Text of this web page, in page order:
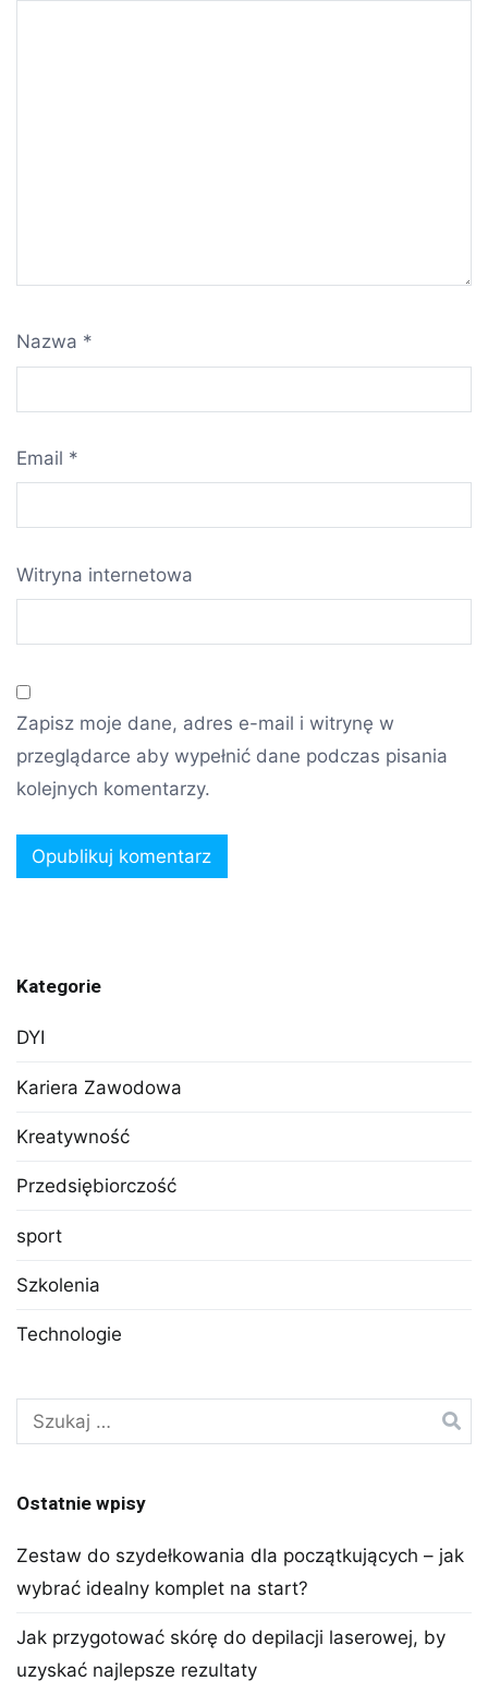
Nazwa *
Email *
Witryna internetowa
Zapisz moje dane, adres e-mail i witrynę w
przeglądarce aby wypełnić dane podczas pisania
kolejnych komentarzy.
Kategorie
DYI
Kariera Zawodowa
Kreatywność
Przedsiębiorczość
sport
Szkolenia
Technologie
Szukaj:
Ostatnie wpisy
Zestaw do szydełkowania dla początkujących – jak
wybrać idealny komplet na start?
Jak przygotować skórę do depilacji laserowej, by
uzyskać najlepsze rezultaty